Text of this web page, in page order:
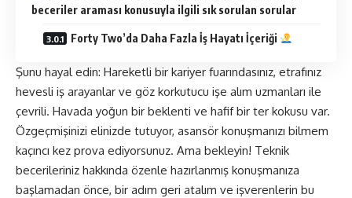
beceriler araması konusuyla ilgili sık sorulan sorular
Forty Two’da Daha Fazla İş Hayatı İçeriği
Şunu hayal edin: Hareketli bir kariyer fuarındasınız, etrafınız
hevesli iş arayanlar ve göz korkutucu işe alım uzmanları ile
çevrili. Havada yoğun bir beklenti ve hafif bir ter kokusu var.
Özgeçmişinizi elinizde tutuyor, asansör konuşmanızı bilmem
kaçıncı kez prova ediyorsunuz. Ama bekleyin! Teknik
becerileriniz hakkında özenle hazırlanmış konuşmanıza
başlamadan önce, bir adım geri atalım ve işverenlerin bu